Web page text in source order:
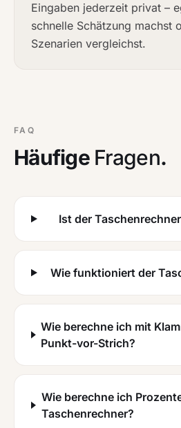
Eingaben jederzeit privat –
schnelle Schätzung machst
Szenarien vergleichst.
FAQ
Häufige Fragen.
Ist der
Wie funktioniert der
Wie berechne ich mit
Punkt-vor-Strich?
Wie berechne ich
Taschenrechner?